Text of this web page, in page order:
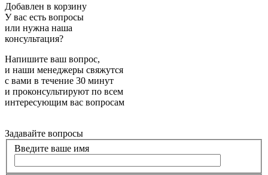
Добавлен в корзину
У вас есть вопросы
или нужна наша
консультация?
Напишите ваш вопрос,
и наши менеджеры свяжутся
с вами в течение 30 минут
и проконсультируют по всем
интересующим вас вопросам
Задавайте вопросы
Введите ваше имя